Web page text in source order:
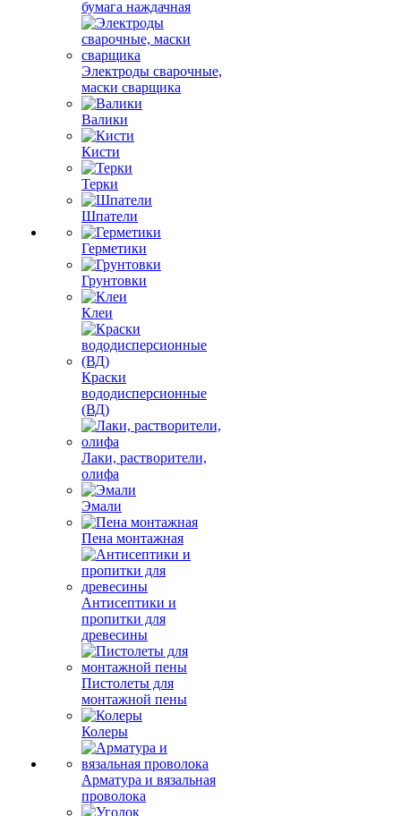
бумага наждачная
Электроды сварочные,
маски сварщика
Валики
Кисти
Терки
Шпатели
Герметики
Грунтовки
Клеи
Краски
вододисперсионные
(ВД)
Лаки, растворители,
олифа
Эмали
Пена монтажная
Антисептики и
пропитки для
древесины
Пистолеты для
монтажной пены
Колеры
Арматура и вязальная
проволока